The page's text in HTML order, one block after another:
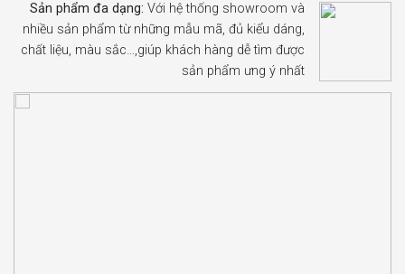
Sản phẩm đa dạng: Với hệ thống showroom và
nhiều sản phẩm từ những mẫu mã, đủ kiểu dáng,
chất liệu, màu sắc…,giúp khách hàng dễ tìm được
sản phẩm ưng ý nhất